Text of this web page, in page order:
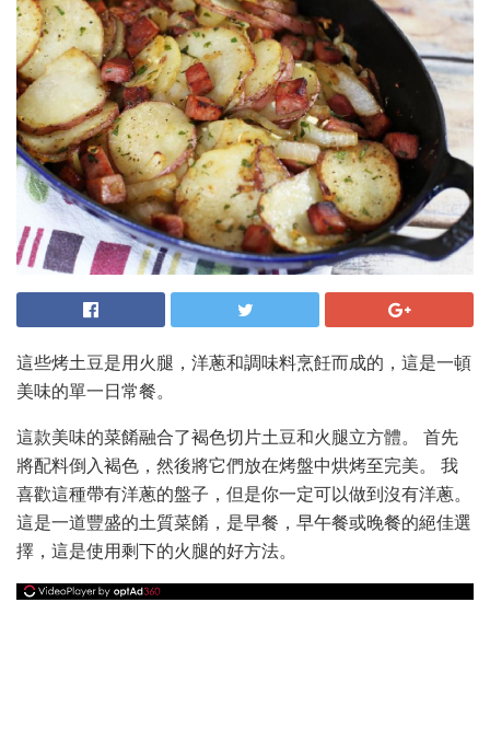
這些烤土豆是用火腿，洋蔥和調味料烹飪而成的，這是一頓
美味的單一日常餐。
這款美味的菜餚融合了褐色切片土豆和火腿立方體。 首先
將配料倒入褐色，然後將它們放在烤盤中烘烤至完美。 我
喜歡這種帶有洋蔥的盤子，但是你一定可以做到沒有洋蔥。
這是一道豐盛的土質菜餚，是早餐，早午餐或晚餐的絕佳選
擇，這是使用剩下的火腿的好方法。